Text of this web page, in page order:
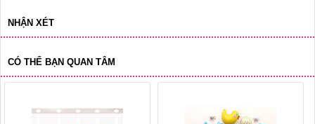
NHẬN XÉT
CÓ THỂ BẠN QUAN TÂM